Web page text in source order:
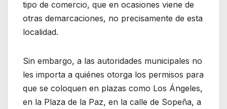
tipo de comercio, que en ocasiones viene de
otras demarcaciones, no precisamente de esta
localidad.
Sin embargo, a las autoridades municipales no
les importa a quiénes otorga los permisos para
que se coloquen en plazas como Los Ángeles,
en la Plaza de la Paz, en la calle de Sopeña, a